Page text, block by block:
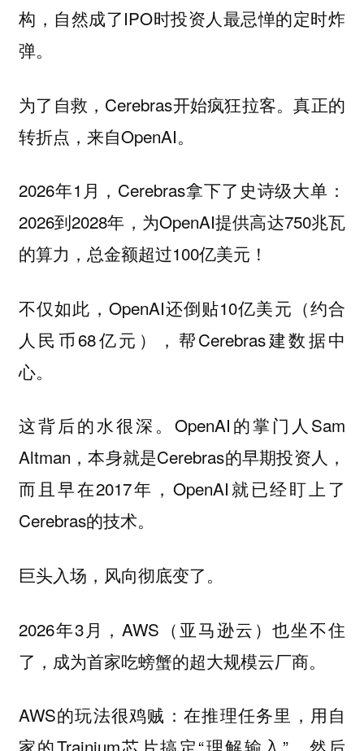
构，自然成了IPO时投资人最忌惮的定时炸
弹。
为了自救，Cerebras开始疯狂拉客。真正的
转折点，来自OpenAI。
2026年1月，Cerebras拿下了史诗级大单：
2026到2028年，为OpenAI提供高达750兆瓦
的算力，总金额超过100亿美元！
不仅如此，OpenAI还倒贴10亿美元（约合
人民币68亿元），帮Cerebras建数据中
心。
这背后的水很深。OpenAI的掌门人Sam
Altman，本身就是Cerebras的早期投资人，
而且早在2017年，OpenAI就已经盯上了
Cerebras的技术。
巨头入场，风向彻底变了。
2026年3月，AWS（亚马逊云）也坐不住
了，成为首家吃螃蟹的超大规模云厂商。
AWS的玩法很鸡贼：在推理任务里，用自